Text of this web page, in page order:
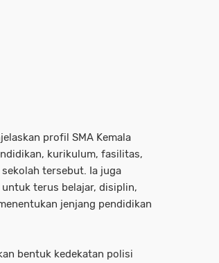
profil SMA Kemala
kurikulum, fasilitas,
tersebut. Ia juga
terus belajar, disiplin,
jenjang pendidikan
bentuk kedekatan polisi